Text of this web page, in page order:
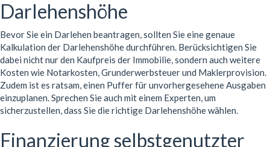
Darlehenshöhe
Bevor Sie ein Darlehen beantragen, sollten Sie eine genaue
Kalkulation der Darlehenshöhe durchführen. Berücksichtigen Sie
dabei nicht nur den Kaufpreis der Immobilie, sondern auch weitere
Kosten wie Notarkosten, Grunderwerbsteuer und Maklerprovision.
Zudem ist es ratsam, einen Puffer für unvorhergesehene Ausgaben
einzuplanen. Sprechen Sie auch mit einem Experten, um
sicherzustellen, dass Sie die richtige Darlehenshöhe wählen.
Finanzierung selbstgenutzter